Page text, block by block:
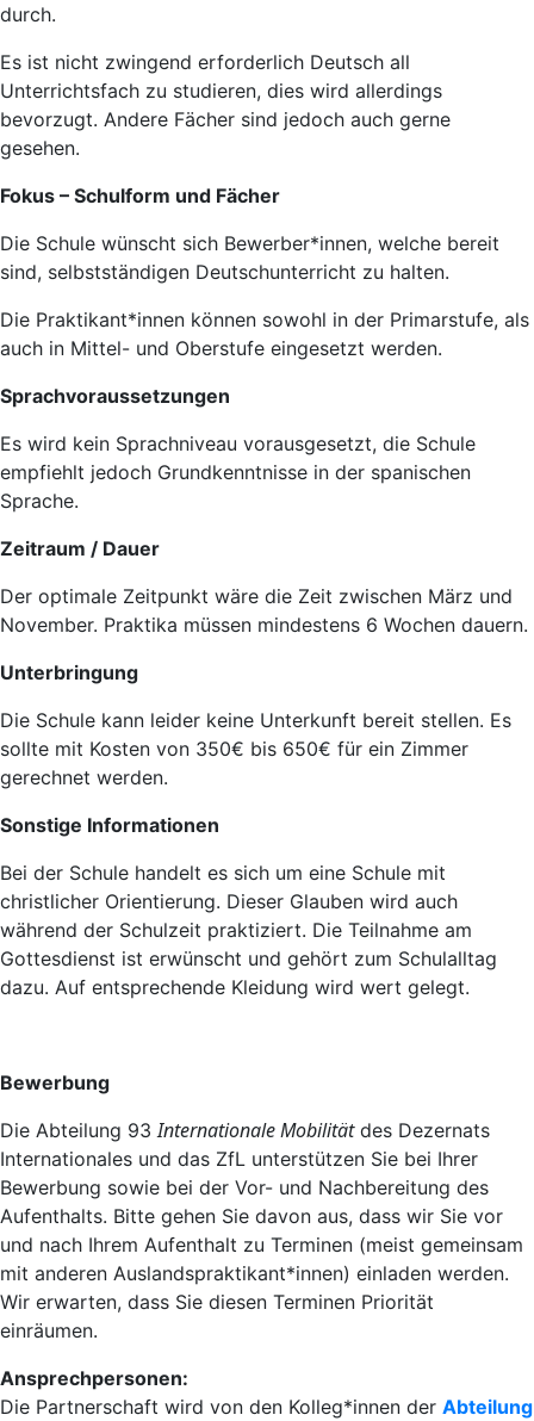
durch.
Es ist nicht zwingend erforderlich Deutsch all
Unterrichtsfach zu studieren, dies wird allerdings
bevorzugt. Andere Fächer sind jedoch auch gerne
gesehen.
Fokus – Schulform und Fächer
Die Schule wünscht sich Bewerber*innen, welche bereit
sind, selbstständigen Deutschunterricht zu halten.
Die Praktikant*innen können sowohl in der Primarstufe, als
auch in Mittel- und Oberstufe eingesetzt werden.
Sprachvoraussetzungen
Es wird kein Sprachniveau vorausgesetzt, die Schule
empfiehlt jedoch Grundkenntnisse in der spanischen
Sprache.
Zeitraum / Dauer
Der optimale Zeitpunkt wäre die Zeit zwischen März und
November. Praktika müssen mindestens 6 Wochen dauern.
Unterbringung
Die Schule kann leider keine Unterkunft bereit stellen. Es
sollte mit Kosten von 350€ bis 650€ für ein Zimmer
gerechnet werden.
Sonstige Informationen
Bei der Schule handelt es sich um eine Schule mit
christlicher Orientierung. Dieser Glauben wird auch
während der Schulzeit praktiziert. Die Teilnahme am
Gottesdienst ist erwünscht und gehört zum Schulalltag
dazu. Auf entsprechende Kleidung wird wert gelegt.
Bewerbung
Die Abteilung 93 Internationale Mobilitätdes Dezernats
Internationales und das ZfL unterstützen Sie bei Ihrer
Bewerbung sowie bei der Vor- und Nachbereitung des
Aufenthalts. Bitte gehen Sie davon aus, dass wir Sie vor
und nach Ihrem Aufenthalt zu Terminen (meist gemeinsam
mit anderen Auslandspraktikant*innen) einladen werden.
Wir erwarten, dass Sie diesen Terminen Priorität
einräumen.
Ansprechpersonen:
Die Partnerschaft wird von den Kolleg*innen der Abteilung